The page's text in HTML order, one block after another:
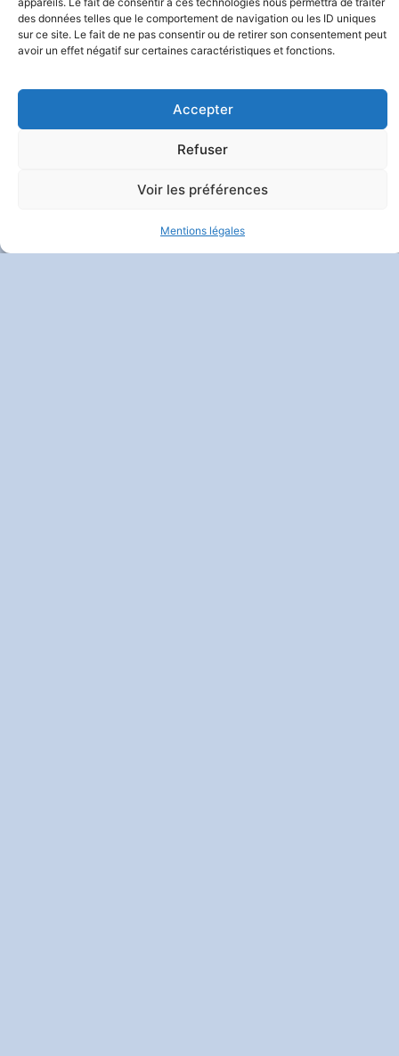
des données telles que le comportement de navigation ou les ID uniques
sur ce site. Le fait de ne pas consentir ou de retirer son consentement peut
avoir un effet négatif sur certaines caractéristiques et fonctions.
Accepter
Refuser
Voir les préférences
Mentions légales